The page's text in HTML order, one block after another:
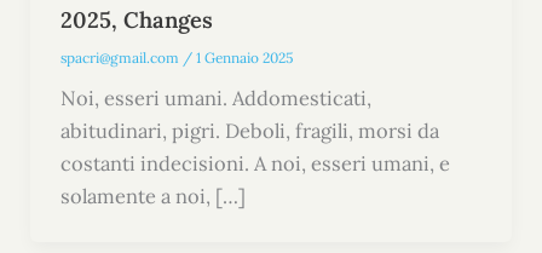
2025, Changes
spacri@gmail.com / 1 Gennaio 2025
Noi, esseri umani. Addomesticati,
abitudinari, pigri. Deboli, fragili, morsi da
costanti indecisioni. A noi, esseri umani, e
solamente a noi, […]